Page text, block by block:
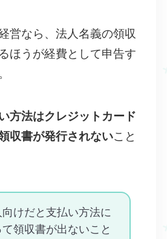
営なら、法人名義の領収
ほうが経費として申告す
方法はクレジットカード
収書が発行されないこと
けだと支払い方法に
て領収書が出ないこと